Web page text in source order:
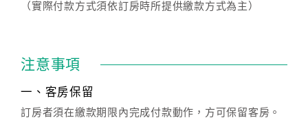
（實際付款方式須依訂房時所提供繳款方式為主）
注意事項
一、客房保留
訂房者須在繳款期限內完成付款動作，方可保留客房。